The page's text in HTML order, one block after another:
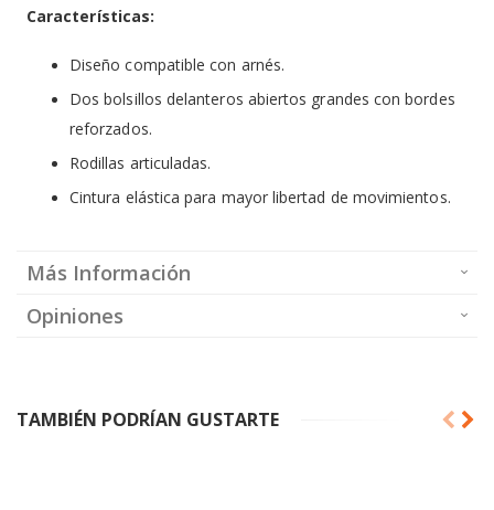
Características:
Diseño compatible con arnés.
Dos bolsillos delanteros abiertos grandes con bordes
reforzados.
Rodillas articuladas.
Cintura elástica para mayor libertad de movimientos.
Más Información
Opiniones
TAMBIÉN PODRÍAN GUSTARTE